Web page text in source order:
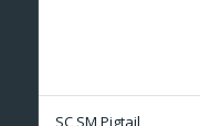
SC SM Pigtail